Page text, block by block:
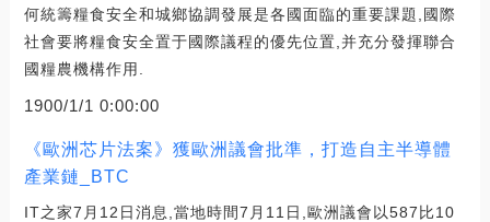
何統籌糧食安全和城鄉協調發展是各國面臨的重要課題,國際
社會要將糧食安全置于國際議程的優先位置,并充分發揮聯合
國糧農機構作用.
1900/1/1 0:00:00
《歐洲芯片法案》獲歐洲議會批準，打造自主半導體
產業鏈_BTC
IT之家7月12日消息,當地時間7月11日,歐洲議會以587比10